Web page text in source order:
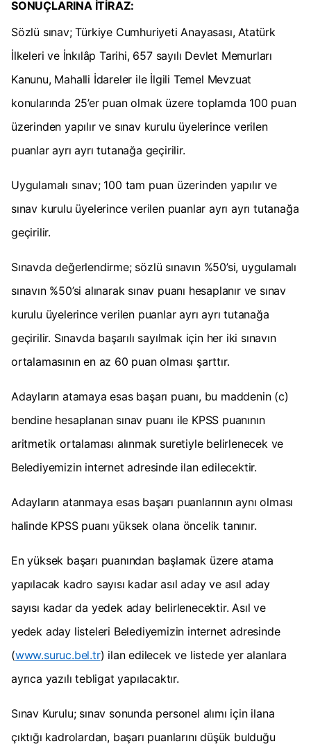
SONUÇLARINA İTİRAZ:
Sözlü sınav; Türkiye Cumhuriyeti Anayasası, Atatürk
İlkeleri ve İnkılâp Tarihi, 657 sayılı Devlet Memurları
Kanunu, Mahalli İdareler ile İlgili Temel Mevzuat
konularında 25’er puan olmak üzere toplamda 100 puan
üzerinden yapılır ve sınav kurulu üyelerince verilen
puanlar ayrı ayrı tutanağa geçirilir.
Uygulamalı sınav; 100 tam puan üzerinden yapılır ve
sınav kurulu üyelerince verilen puanlar ayrı ayrı tutanağa
geçirilir.
Sınavda değerlendirme; sözlü sınavın %50’si, uygulamalı
sınavın %50’si alınarak sınav puanı hesaplanır ve sınav
kurulu üyelerince verilen puanlar ayrı ayrı tutanağa
geçirilir. Sınavda başarılı sayılmak için her iki sınavın
ortalamasının en az 60 puan olması şarttır.
Adayların atamaya esas başarı puanı, bu maddenin (c)
bendine hesaplanan sınav puanı ile KPSS puanının
aritmetik ortalaması alınmak suretiyle belirlenecek ve
Belediyemizin internet adresinde ilan edilecektir.
Adayların atanmaya esas başarı puanlarının aynı olması
halinde KPSS puanı yüksek olana öncelik tanınır.
En yüksek başarı puanından başlamak üzere atama
yapılacak kadro sayısı kadar asıl aday ve asıl aday
sayısı kadar da yedek aday belirlenecektir. Asıl ve
yedek aday listeleri Belediyemizin internet adresinde
(www.suruc.bel.tr) ilan edilecek ve listede yer alanlara
ayrıca yazılı tebligat yapılacaktır.
Sınav Kurulu; sınav sonunda personel alımı için ilana
çıktığı kadrolardan, başarı puanlarını düşük bulduğu